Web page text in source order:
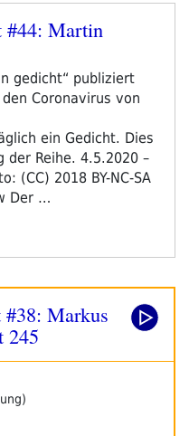
#44: Martin
gedicht“ publiziert
Coronavirus von
ein Gedicht. Dies
Reihe. 4.5.2020 –
(CC) 2018 BY-NC-SA
Der …
Markus
245